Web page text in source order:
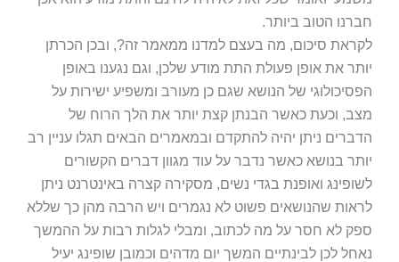
חברנו הטוב ביותר.
לקראת סיכום, מה בעצם למדנו ממאמר זה?, ובכן הכרתן
יותר את אופן פעולת התת מודע שלכן, וגם נגענו באופן
הפסיכולוגי של הנושא שגם כן מעורב ומשפיע ישירות על
מצב, וכעת כאשר הבנתן קצת יותר את הלך הרוח של
הדברים ניתן יהיה להתקדם ובמאמרים הבאים תגלו עניין רב
יותר בנושא כאשר נדבר על עוד מגוון דברים הקשורים
לשופינג ואופנת בגדי נשים, מסקירה קצרה באינטרנט ניתן
לראות שהנושאים פשוט לא נגמרים ויש הרבה מהן כך שללא
ספק לא חסר על מה לכתוב, ומבלי לגלות רבות על ההמשך
נאחל לכן לבינתיים המשך יום מדהים וכמובן שופינג יעיל